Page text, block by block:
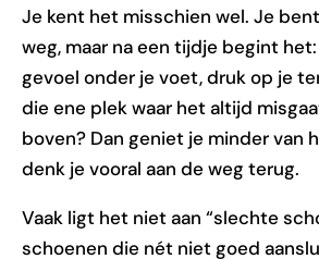
Je kent het misschien wel. Je
weg, maar na een tijdje begint
gevoel onder je voet, druk op je
die ene plek waar het altijd
boven? Dan geniet je minder van
denk je vooral aan de weg terug.
Vaak ligt het niet aan “slechte
schoenen die nét niet goed